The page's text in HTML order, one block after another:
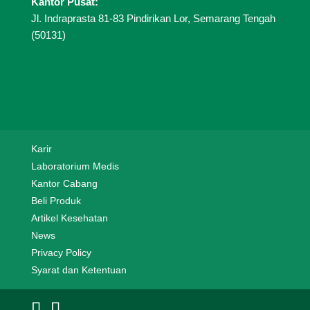
e
:
Jl. Indraprasta 81-83 Pindirikan Lor, Semarang Tengah
(50131)
Karir
Laboratorium Medis
Kantor Cabang
Beli Produk
Artikel Kesehatan
News
Privacy Policy
Syarat dan Ketentuan